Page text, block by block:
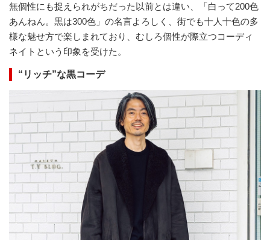
無個性にも捉えられがちだった以前とは違い、「白って200色
あんねん。黒は300色」の名言よろしく、街でも十人十色の多
様な魅せ方で楽しまれており、むしろ個性が際立つコーディ
ネイトという印象を受けた。
“リッチ”な黒コーデ